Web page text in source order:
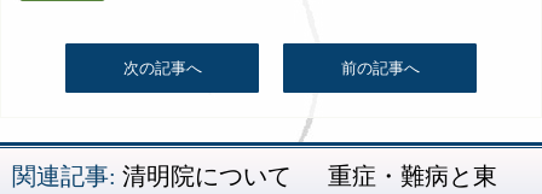
次の記事へ 前の記事へ
関連記事: 清明院について
重症・難病と東